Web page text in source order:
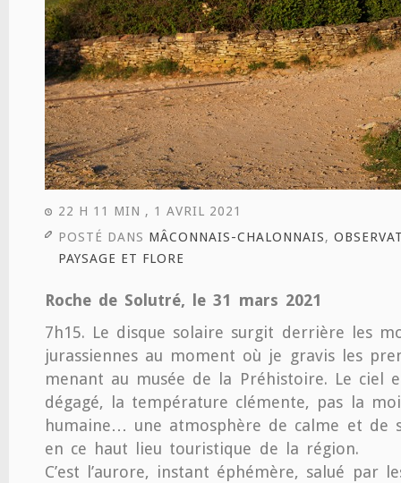
22 H 11 MIN , 1 AVRIL 2021
POSTÉ DANS MÂCONNAIS-CHALONNAIS,
PAYSAGE ET FLORE
Roche de Solutré, le 31 mars 2021
7h15. Le disque solaire surgit derrière les
jurassiennes au moment où je gravis les
menant au musée de la Préhistoire. Le ciel
dégagé, la température clémente, pas la
humaine… une atmosphère de calme et de
en ce haut lieu touristique de la région.
C’est l’aurore, instant éphémère, salué par